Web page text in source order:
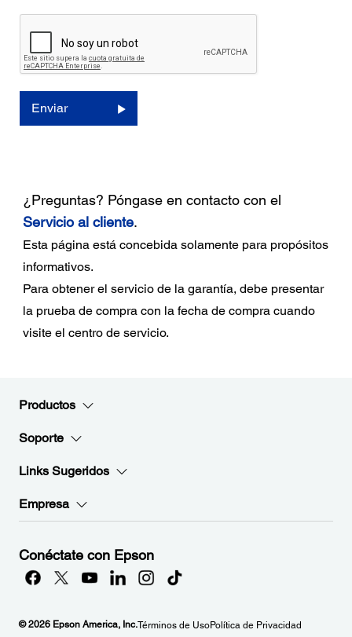
Enviar
¿Preguntas? Póngase en contacto con el
Servicio al cliente.
Esta página está concebida solamente para propósitos
informativos.
Para obtener el servicio de la garantía, debe presentar
la prueba de compra con la fecha de compra cuando
visite el centro de servicio.
Productos
Soporte
Links Sugeridos
Empresa
Conéctate con Epson
© 2026 Epson America, Inc.Términos de UsoPolítica de Privacidad